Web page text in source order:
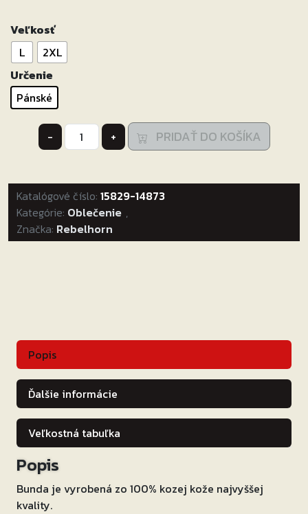
Veľkosť
L
2XL
Určenie
Pánské
-
množstvo
Bunda
motorku
Rebelhorn
Hunter
Pro
čierna
+ PRIDAŤ DO KOŠÍKA
Katalógové číslo: 15829-14873
Kategórie: Oblečenie ,
Značka: Rebelhorn
Popis
Ďalšie informácie
Veľkostná tabuľka
Popis
Bunda je vyrobená zo 100% kozej kože najvyššej
kvality.